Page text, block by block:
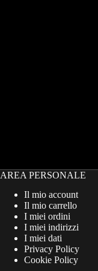
AREA PERSONALE
Il mio account
Il mio carrello
I miei ordini
I miei indirizzi
I miei dati
Privacy Policy
Cookie Policy